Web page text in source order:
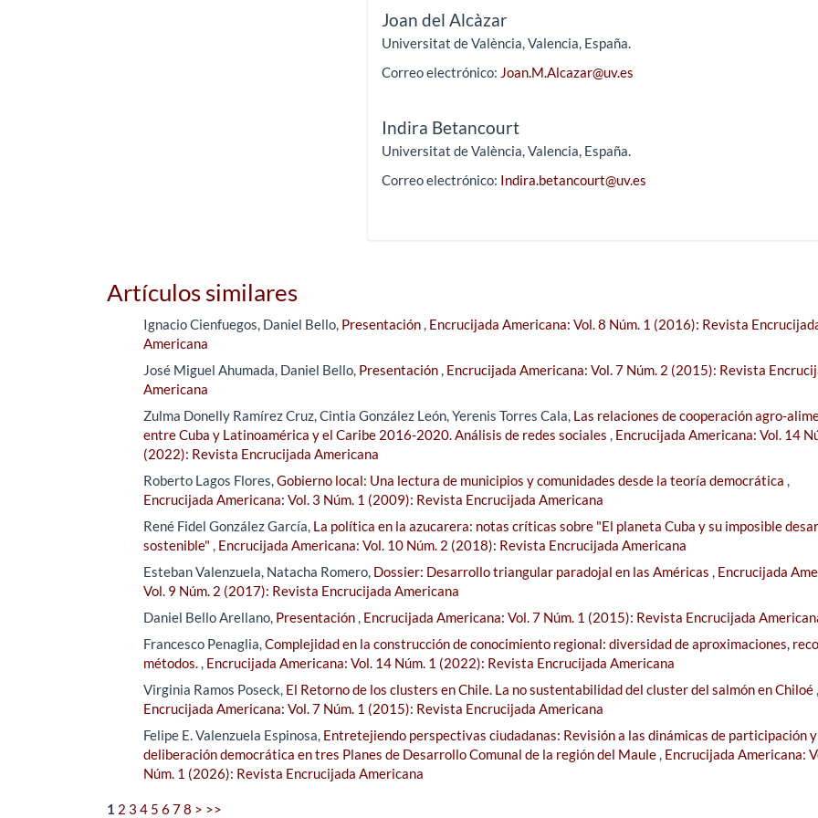
Joan del Alcàzar
Universitat de València, Valencia, España.
Correo electrónico: Joan.M.Alcazar@uv.es
Indira Betancourt
Universitat de València, Valencia, España.
Correo electrónico: Indira.betancourt@uv.es
Artículos similares
Ignacio Cienfuegos, Daniel Bello, Presentación Encrucijada Americana: Vol. 8 Núm. 1 (2016): Revista
Americana
José Miguel Ahumada, Daniel Bello, Presentación Encrucijada Americana: Vol. 7 Núm. 2 (2015): Revista
Americana
Zulma Donelly Ramírez Cruz, Cintia González León, Yerenis Torres Cala, Las relaciones de cooperación agro-
entre Cuba y Latinoamérica y el Caribe 2016-2020. Análisis de redes sociales
Encrucijada Americana: Vol. 14
(2022): Revista Encrucijada Americana
Roberto Lagos Flores, Gobierno local: Una lectura de municipios y comunidades desde la teoría democrática
Encrucijada Americana: Vol. 3 Núm. 1 (2009): Revista Encrucijada Americana
René Fidel González García, La política en la azucarera: notas críticas sobre "El planeta Cuba y su imposible
sostenible"
Encrucijada Americana: Vol. 10 Núm. 2 (2018): Revista Encrucijada Americana
Esteban Valenzuela, Natacha Romero, Dossier: Desarrollo triangular paradojal en las Américas
Encrucijada
Vol. 9 Núm. 2 (2017): Revista Encrucijada Americana
Daniel Bello Arellano, Presentación Encrucijada Americana: Vol. 7 Núm. 1 (2015): Revista Encrucijada
Francesco Penaglia, Complejidad en la construcción de conocimiento regional: diversidad de aproximaciones,
métodos.
Encrucijada Americana: Vol. 14 Núm. 1 (2022): Revista Encrucijada Americana
Virginia Ramos Poseck, El Retorno de los clusters en Chile. La no sustentabilidad del cluster del salmón en Chiloé
Encrucijada Americana: Vol. 7 Núm. 1 (2015): Revista Encrucijada Americana
Felipe E. Valenzuela Espinosa, Entretejiendo perspectivas ciudadanas: Revisión a las dinámicas de participación y
deliberación democrática en tres Planes de Desarrollo Comunal de la región del Maule Encrucijada Americana:
Núm. 1 (2026): Revista Encrucijada Americana
1 2 3 4 5 6 78 > >>